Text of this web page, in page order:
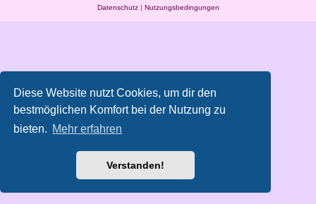
Diese Website nutzt Cookies, um dir den
bestmöglichen Komfort bei der Nutzung zu
bieten. Mehr erfahren
Verstanden!
Datenschutz| Nutzungsbedingungen